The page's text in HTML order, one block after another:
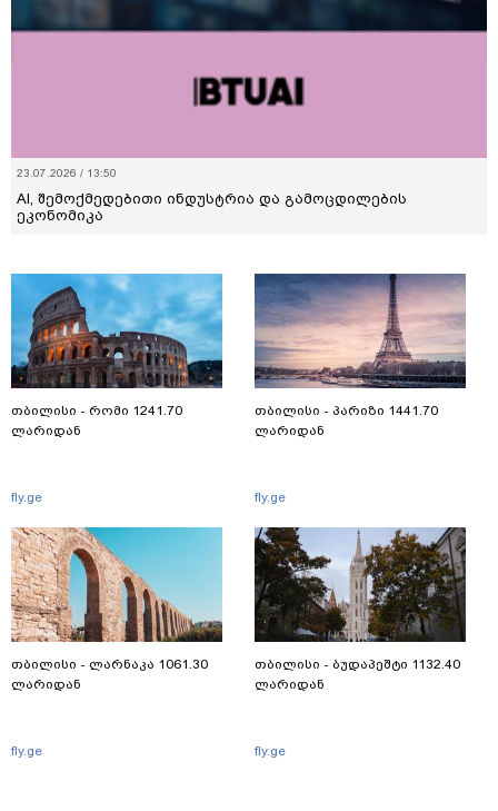
23.07.2026 / 13:50
AI, შემოქმედებითი ინდუსტრია და გამოცდილების
ეკონომიკა
თბილისი - რომი 1241.70
ლარიდან
fly.ge
თბილისი - ლარნაკა 1061.30
ლარიდან
fly.ge
თბილისი - პარიზი 1441.70
ლარიდან
fly.ge
თბილისი - ბუდაპეშტი 1132.40
ლარიდან
fly.ge